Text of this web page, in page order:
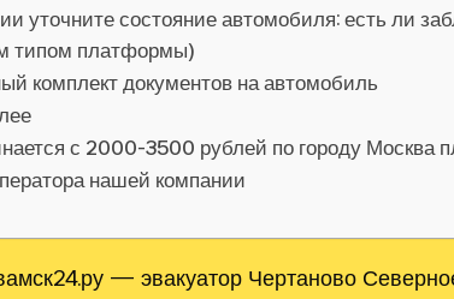
уточните состояние автомобиля: есть ли
типом платформы)
комплект документов на автомобиль
с 2000-3500 рублей по городу
нашей компании
— эвакуатор Чертаново